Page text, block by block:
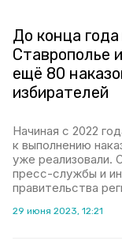
До конца года
Ставрополье
ещё 80
избирателей
Начиная с 2022
к выполнению
уже реализовали.
пресс-службы и
правительства
29 июня 2023, 12:21